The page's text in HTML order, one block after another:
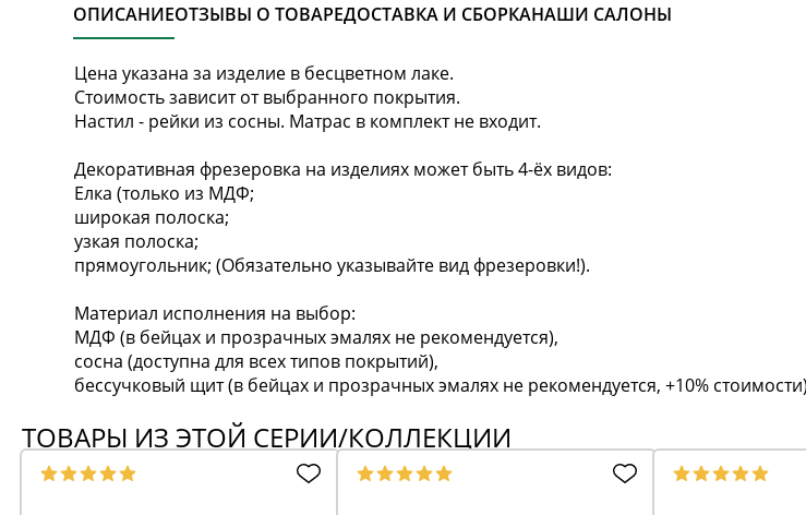
ОПИСАНИЕОТЗЫВЫ О ТОВАРЕДОСТАВКА И СБОРКАНАШИ САЛОНЫ
Цена указана за изделие в бесцветном лаке.
Стоимость зависит от выбранного покрытия.
Настил - рейки из сосны. Матрас в комплект не входит.
Декоративная фрезеровка на изделиях может быть 4-ёх видов:
Елка (только из МДФ;
широкая полоска;
узкая полоска;
прямоугольник; (Обязательно указывайте вид фрезеровки!).
Материал исполнения на выбор:
МДФ (в бейцах и прозрачных эмалях не рекомендуется),
сосна (доступна для всех типов покрытий),
бессучковый щит (в бейцах и прозрачных эмалях не рекомендуется, +10%
ТОВАРЫ ИЗ ЭТОЙ СЕРИИ/КОЛЛЕКЦИИ